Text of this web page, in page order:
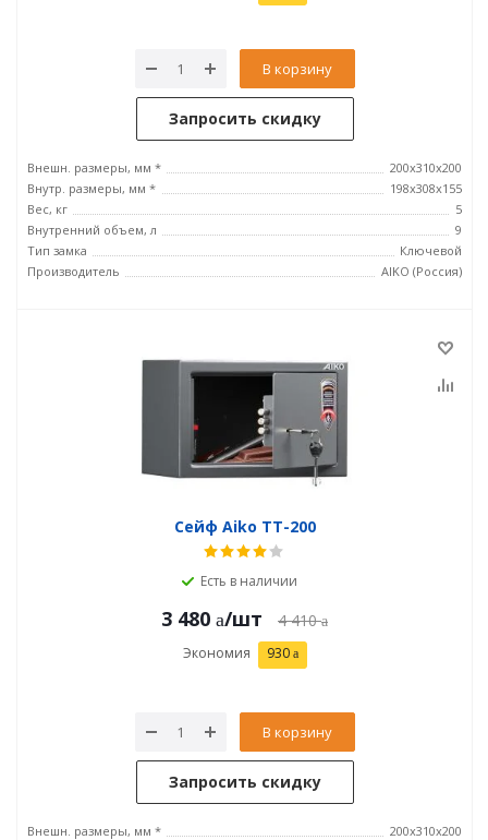
В корзину
Запросить скидку
Внешн. размеры, мм *
200x310x200
Внутр. размеры, мм *
198x308x155
Вес, кг
5
Внутренний объем, л
9
Тип замка
Ключевой
Производитель
AIKO (Россия)
Сейф Aiko ТТ-200
Есть в наличии
3 480 /шт 4 410
Экономия 930
В корзину
Запросить скидку
Внешн. размеры, мм *
200x310x200